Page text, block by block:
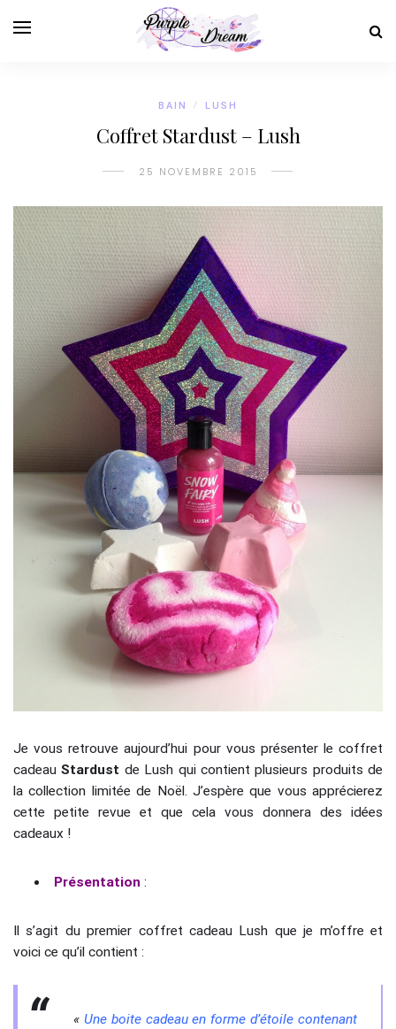
BAIN / LUSH
Coffret Stardust – Lush
25 NOVEMBRE 2015
Je vous retrouve aujourd’hui pour vous présenter le coffret
cadeauStardust de Lush qui contient plusieurs produits de
la collection limitée de Noël. J’espère que vous apprécierez
cette petite revue et que cela vous donnera des idées
cadeaux !
Présentation :
Il s’agit du premier coffret cadeau Lush que je m’offre et
voici ce qu’il contient :
« Une boite cadeau en forme d’étoile contenant